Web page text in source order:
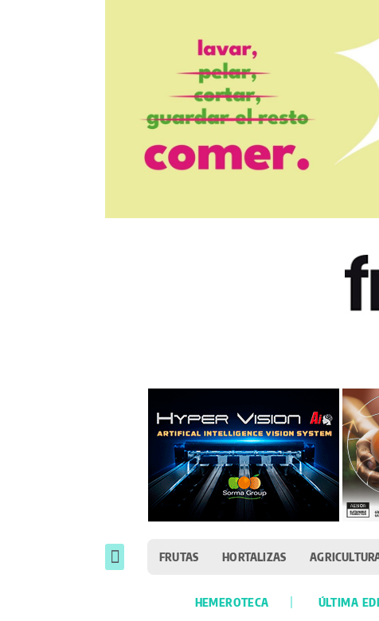
FRUTAS HORTALIZAS
HEMEROTECA ÚLTIMA